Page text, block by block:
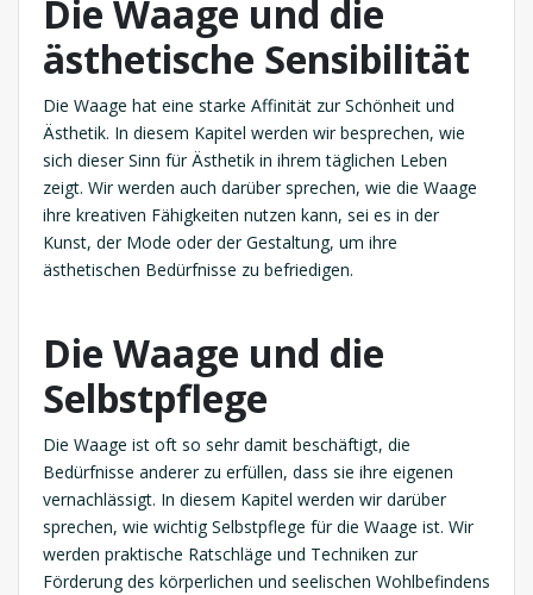
Die Waage und die
ästhetische Sensibilität
Die Waage hat eine starke Affinität zur Schönheit und
Ästhetik. In diesem Kapitel werden wir besprechen, wie
sich dieser Sinn für Ästhetik in ihrem täglichen Leben
zeigt. Wir werden auch darüber sprechen, wie die Waage
ihre kreativen Fähigkeiten nutzen kann, sei es in der
Kunst, der Mode oder der Gestaltung, um ihre
ästhetischen Bedürfnisse zu befriedigen.
Die Waage und die
Selbstpflege
Die Waage ist oft so sehr damit beschäftigt, die
Bedürfnisse anderer zu erfüllen, dass sie ihre eigenen
vernachlässigt. In diesem Kapitel werden wir darüber
sprechen, wie wichtig Selbstpflege für die Waage ist. Wir
werden praktische Ratschläge und Techniken zur
Förderung des körperlichen und seelischen Wohlbefindens